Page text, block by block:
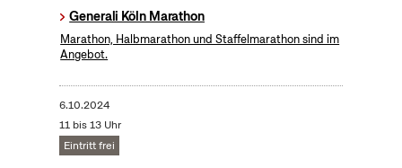
Generali Köln Marathon
Marathon, Halbmarathon und Staffelmarathon sind im
Angebot.
6.10.2024
11 bis 13 Uhr
Eintritt frei